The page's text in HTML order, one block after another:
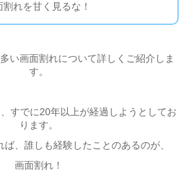
割れを甘く見るな！
い画面割れについて詳しくご紹介しま
す。
すでに20年以上が経過しようとしてお
ります。
、誰しも経験したことのあるのが、
画面割れ！